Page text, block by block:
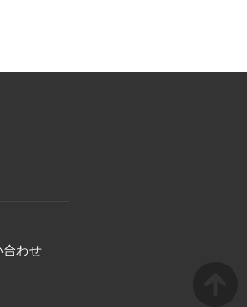
合わせ